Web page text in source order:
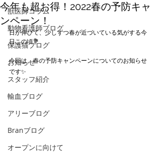
獣医師コラム
動物看護師ブログ
保護猫ブログ
お知らせ
スタッフ紹介
輸血ブログ
アリーブログ
Branブログ
オープンに向けて
今年も超お得！2022春の予防キャ
ンペーン！
日が伸びて、少しずつ春が近づいている気がする今
日この頃💐
今回は、春の予防キャンペーンについてのお知らせ
です✨